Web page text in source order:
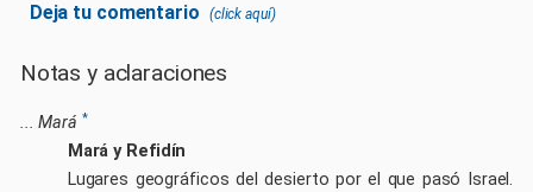
Deja tu comentario
(click aquí)
libro de visitas. ¡Gracias!
Su comentario será revisado y contestado, vuelva en
Notas y aclaraciones
... Mará *
Mará y Refidín
Lugares geográficos del desierto por el que pasó Israel.